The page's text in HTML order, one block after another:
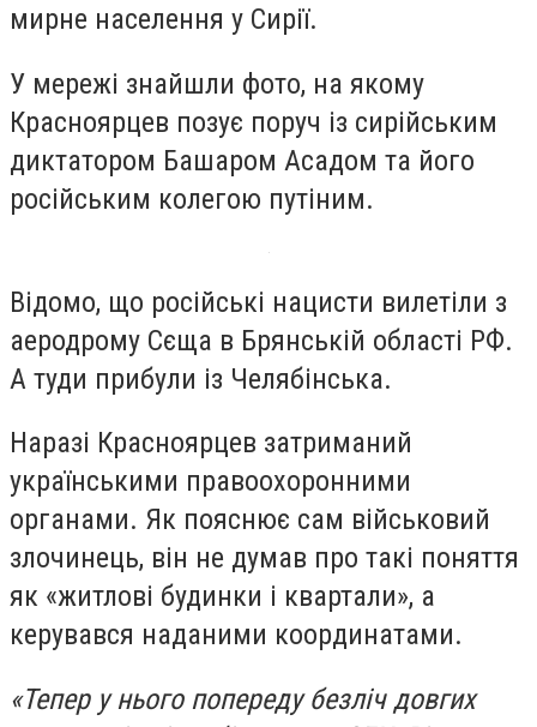
мирне населення у Сирії.
У мережі знайшли фото, на якому
Красноярцев позує поруч із сирійським
диктатором Башаром Асадом та його
російським колегою путіним.
Відомо, що російські нацисти вилетіли з
аеродрому Сєща в Брянській області РФ.
А туди прибули із Челябінська.
Наразі Красноярцев затриманий
українськими правоохоронними
органами. Як пояснює сам військовий
злочинець, він не думав про такі поняття
як «житлові будинки і квартали», а
керувався наданими координатами.
«Тепер у нього попереду безліч довгих